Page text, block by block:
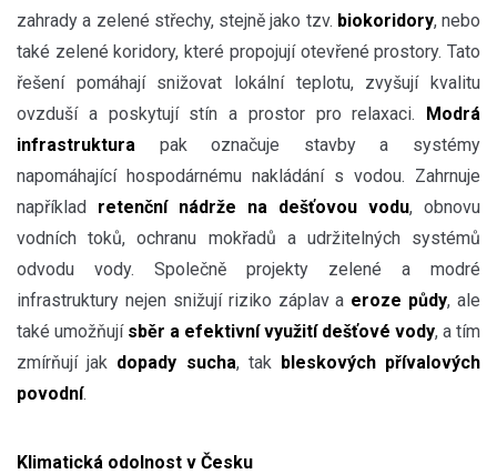
zahrady a zelené střechy, stejně jako tzv. biokoridory, nebo
také zelené koridory, které propojují otevřené prostory. Tato
řešení pomáhají snižovat lokální teplotu, zvyšují kvalitu
ovzduší a poskytují stín a prostor pro relaxaci. Modrá
infrastruktura pak označuje stavby a systémy
napomáhající hospodárnému nakládání s vodou. Zahrnuje
například retenční nádrže na dešťovou vodu, obnovu
vodních toků, ochranu mokřadů a udržitelných systémů
odvodu vody. Společně projekty zelené a modré
infrastruktury nejen snižují riziko záplav a eroze půdy, ale
také umožňují sběr a efektivní využití dešťové vody, a tím
zmírňují jak dopady sucha, tak bleskových přívalových
povodní.
Klimatická odolnost v Česku